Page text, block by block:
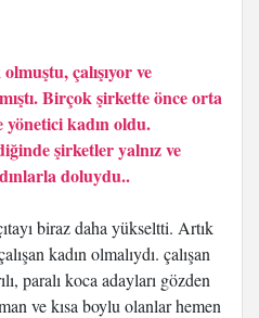
çalışıyor ve
Birçok şirkette önce orta
yönetici kadın oldu.
şirketler yalnız ve
doluydu..
biraz daha yükseltti. Artık
kadın olmalıydı. çalışan
paralı koca adayları gözden
ve kısa boylu olanlar hemen